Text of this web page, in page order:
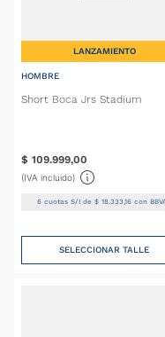
LANZAMIENTO
HOMBRE
Short Boca Jrs Stadium
$ 109.999,00
(IVA incluido)
6 cuotas S/I de$ 18 .333,16 con
SELECCIONAR TALLE